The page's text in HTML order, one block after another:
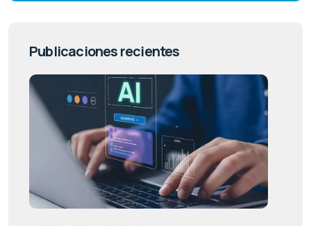
Publicaciones recientes